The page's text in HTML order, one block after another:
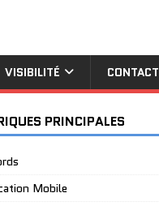
VISIBILITÉ CONTACT
PRINCIPALES
Mobile